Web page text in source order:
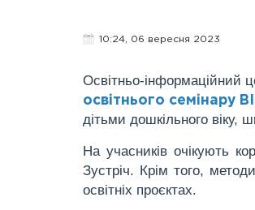
10:24, 06 вересня 2023
Освітньо-інформаційний
освітнього семінару
дітьми дошкільного віку,
На учасників очікують
Зустріч. Крім того,
освітніх проєктах.